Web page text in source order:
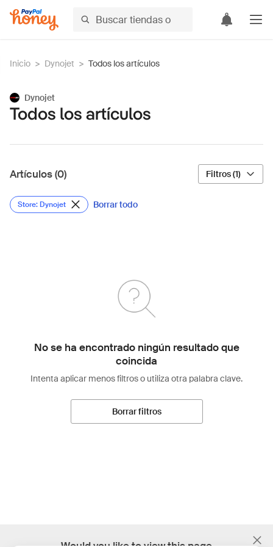
Inicio > Dynojet > Todos los artículos
Dynojet
Todos los artículos
Artículos (0) Filtros (1)
Store: Dynojet Borrar todo
No se ha encontrado ningún resultado que
coincida
Intenta aplicar menos filtros o utiliza otra palabra clave.
Borrar filtros